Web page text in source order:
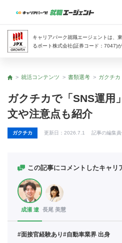
キャリアパーク就職エージェントは、
るポート株式会社(証券コード：7047)
トップ
就活コンテンツ 書類選考 ガクチカ
ガクチカで「SNS運用
文や注意点も紹介
ガクチカ 更新日： 2026.7.1 記事の編集責
この記事にコメントしたキャリ
成瀬 遼 長尾 美慧
#面接官経験あり#自動車業界 出身